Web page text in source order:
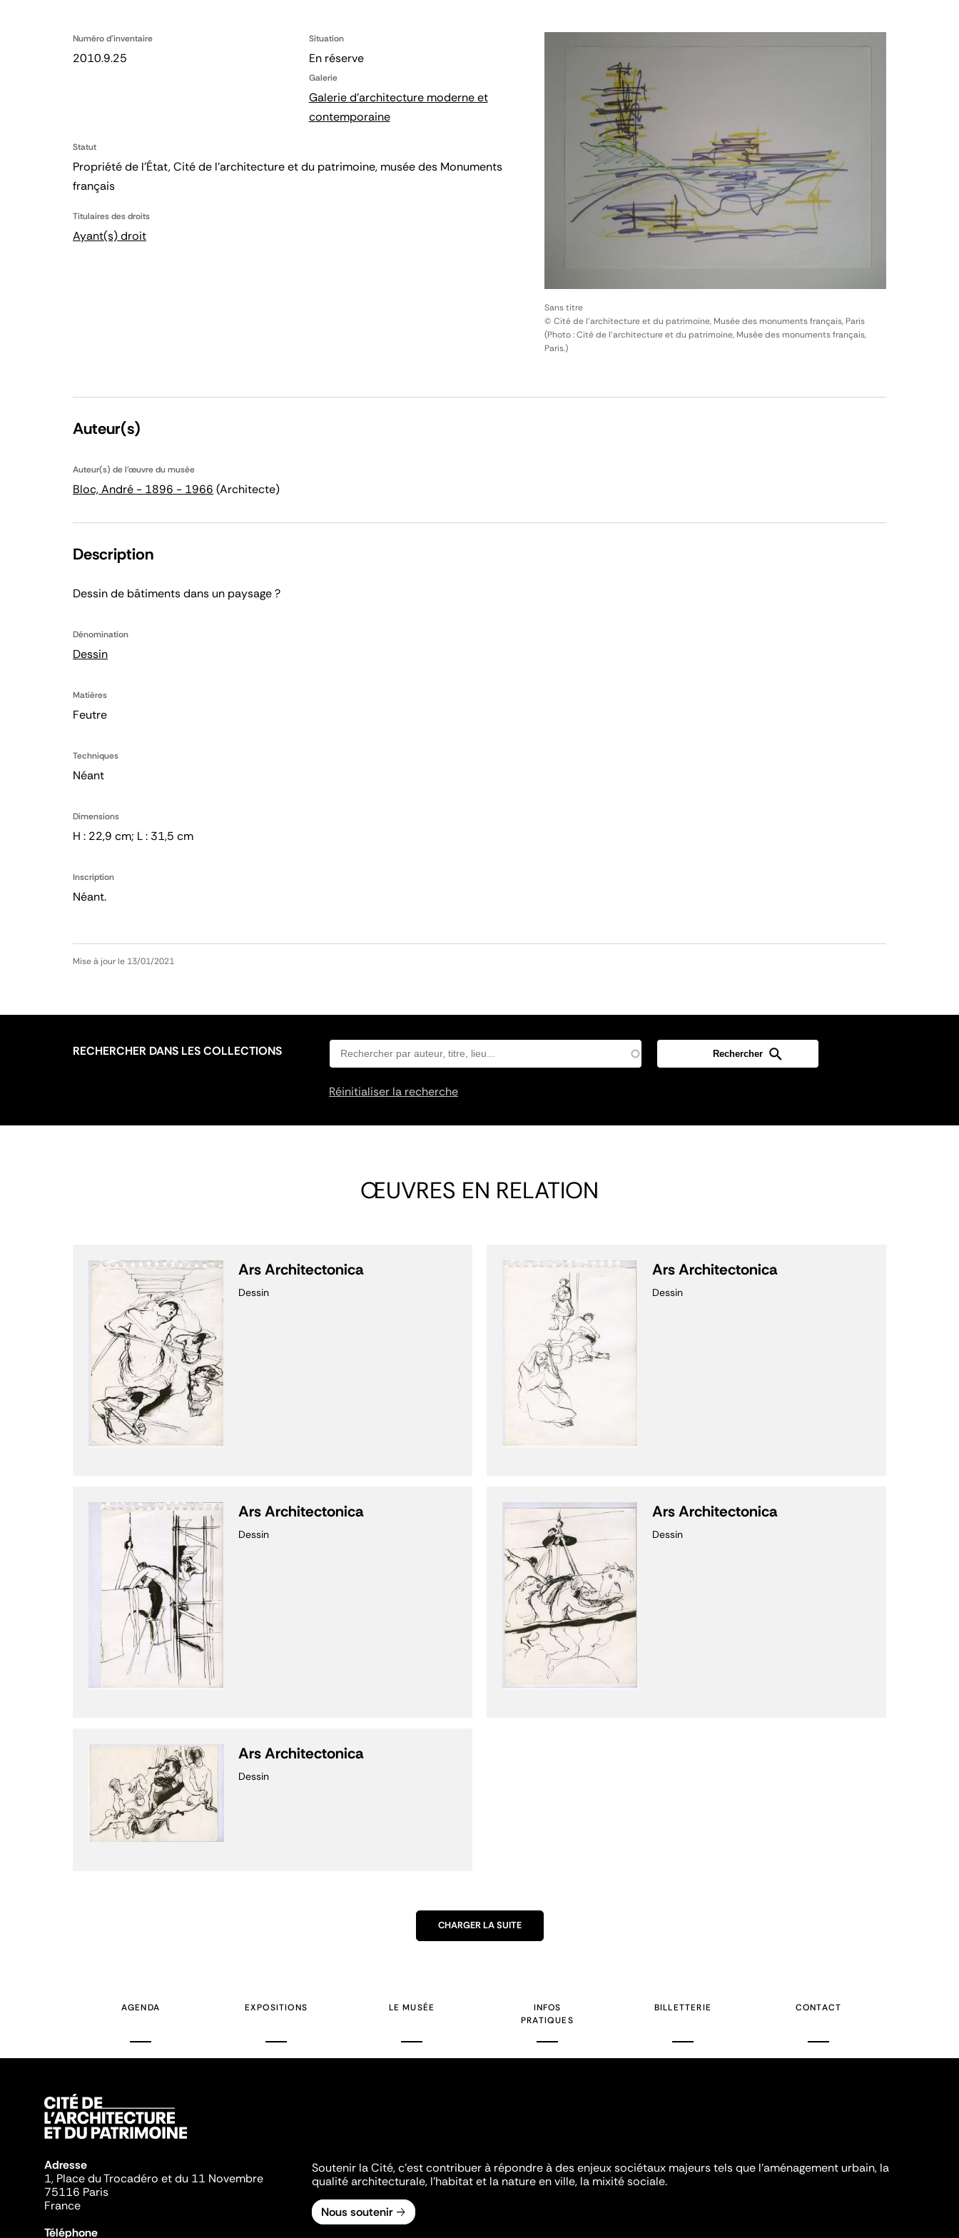
Numéro d'inventaire
2010.9.25
Situation
En réserve
Galerie
Galerie d'architecture moderne et
contemporaine
Statut
Propriété de l’État, Cité de l’architecture et du patrimoine, musée des Monuments
français
Titulaires des droits
Ayant(s) droit
Sans titre
© Cité de l'architecture et du patrimoine, Musée des monuments français, Paris
(Photo : Cité de l'architecture et du patrimoine, Musée des monuments français,
Paris.)
Auteur(s)
Auteur(s) de l'œuvre du musée
Bloc, André - 1896 - 1966 (Architecte)
Description
Dessin de bâtiments dans un paysage ?
Dénomination
Dessin
Matières
Feutre
Techniques
Néant
Dimensions
H : 22,9 cm; L : 31,5 cm
Inscription
Néant.
Mise à jour le 13/01/2021
RECHERCHER DANS LES COLLECTIONS
Réinitialiser la recherche
ŒUVRES EN RELATION
Ars Architectonica
Dessin
Ars Architectonica
Dessin
Ars Architectonica
Dessin
Ars Architectonica
Dessin
Ars Architectonica
Dessin
CHARGER LA SUITE
AGENDA EXPOSITIONS LE MUSÉE
INFOS
PRATIQUES
BILLETTERIE CONTACT
Adresse
1, Place du Trocadéro et du 11 Novembre
75116 Paris
France
Téléphone
Soutenir la Cité, c'est contribuer à répondre à des enjeux sociétaux majeurs tels que l'aménagement urbain, la
qualité architecturale, l'habitat et la nature en ville, la mixité sociale.
Nous soutenir